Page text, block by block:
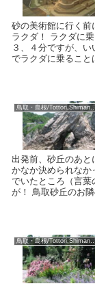
砂の美術館に行く前
ラクダ！ ラクダに
３、４分ですが、
でラクダに乗ること
鳥取・島根/Tottori,Shimane:2018
出発前、砂丘のあと
かなか決められなか
でいたところ（言
が！ 鳥取砂丘のお
鳥取・島根/